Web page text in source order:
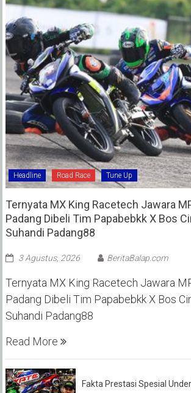
Headline Road Race Tune Up
Ternyata MX King Racetech Jawara
Padang Dibeli Tim Papabebkk X Bos
Suhandi Padang88
3 Agustus, 2026 BeritaBalap.com
Ternyata MX King Racetech Jawara
Padang Dibeli Tim Papabebkk X Bos
Suhandi Padang88
Read More
Fakta Prestasi Spesial